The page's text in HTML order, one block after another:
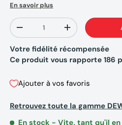
En savoir plus
Qté
-
+
Votre fidélité récompensée
Ce produit vous rapporte 186
Ajouter à vos favoris
Retrouvez toute la gamme
En stock - Vite, tant qu'il en